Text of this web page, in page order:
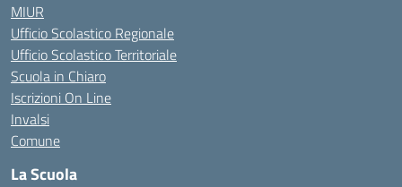
MIUR
Ufficio Scolastico Regionale
Ufficio Scolastico Territoriale
Scuola in Chiaro
Iscrizioni On Line
Invalsi
Comune
La Scuola